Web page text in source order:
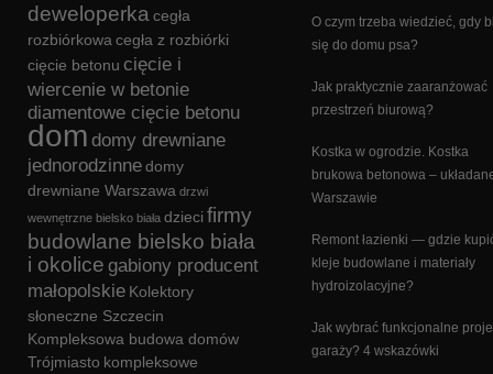
deweloperka cegła
rozbiórkowa cegła z rozbiórki
cięcie betonu cięcie i
wiercenie w betonie
diamentowe cięcie betonu
dom domy drewniane
jednorodzinnedomy
drewniane Warszawa drzwi
wewnętrzne bielsko biała dzieci firmy
budowlane bielsko biała
i okolice gabiony producent
małopolskie Kolektory
słoneczne Szczecin
Kompleksowa budowa domów
Trójmiasto kompleksowe
O czym trzeba wiedzieć, gdy
się do domu psa?
Jak praktycznie zaaranżować
przestrzeń biurową?
Kostka w ogrodzie. Kostka
brukowa betonowa –
Warszawie
Remont łazienki — gdzie
kleje budowlane i materiały
hydroizolacyjne?
Jak wybrać funkcjonalne
garaży? 4 wskazówki